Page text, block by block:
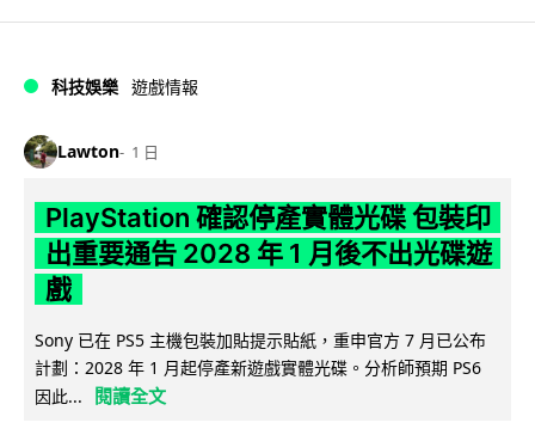
科技娛樂 遊戲情報
Lawton 1 日
PlayStation 確認停產實體光碟 包裝印
出重要通告 2028 年 1 月後不出光碟遊
戲
Sony 已在 PS5 主機包裝加貼提示貼紙，重申官方 7 月已公布
計劃：2028 年 1 月起停產新遊戲實體光碟。分析師預期 PS6
因此...
閱讀全文